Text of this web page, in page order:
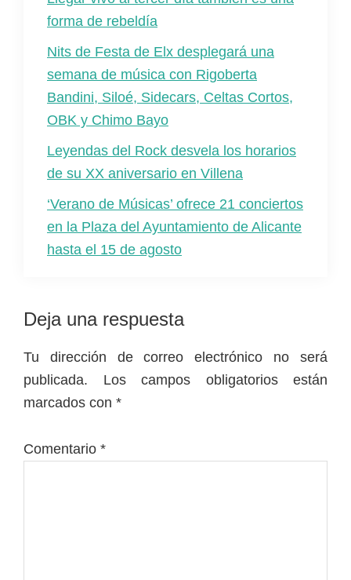
forma de rebeldía
Nits de Festa de Elx desplegará una
semana de música con Rigoberta
Bandini, Siloé, Sidecars, Celtas Cortos,
OBK y Chimo Bayo
Leyendas del Rock desvela los horarios
de su XX aniversario en Villena
‘Verano de Músicas’ ofrece 21 conciertos
en la Plaza del Ayuntamiento de Alicante
hasta el 15 de agosto
Interacciones
los
lectores
Deja una respuesta
Tu dirección de correo electrónico no será
publicada.
Los campos obligatorios están
marcados con *
Comentario *